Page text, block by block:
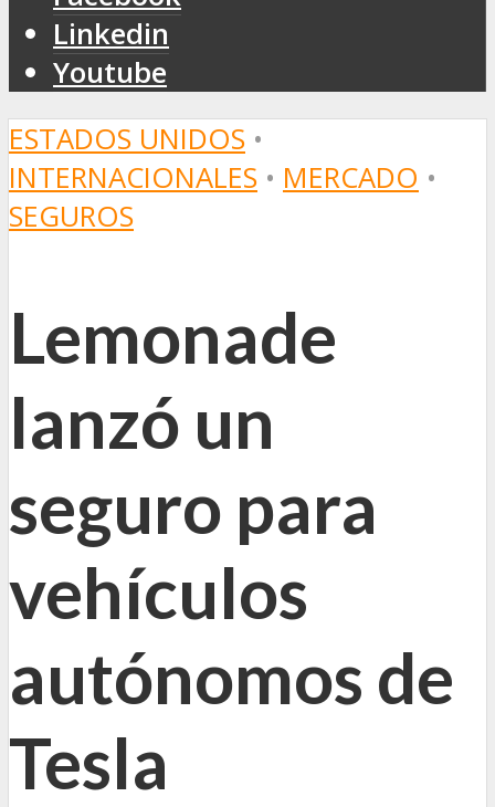
Linkedin
Youtube
ESTADOS UNIDOS •
INTERNACIONALES • MERCADO •
SEGUROS
Lemonade
lanzó un
seguro para
vehículos
autónomos de
Tesla